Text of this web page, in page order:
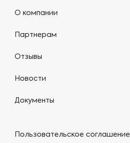
О компании
Партнерам
Отзывы
Новости
Документы
Пользовательское соглашение